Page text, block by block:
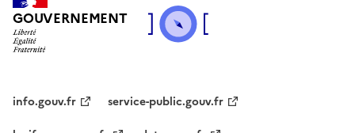
GOUVERNEMENT
info.gouv.fr
service-public.gouv.fr